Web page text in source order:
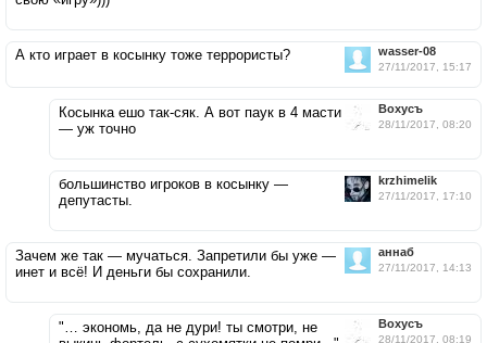
wasser-08
27/11/2017, 15:17
А кто играет в косынку тоже террористы?
Вохусъ
28/11/2017, 08:20
Косынка ешо так-сяк. А вот паук в 4 масти
— уж точно
krzhimelik
27/11/2017, 17:10
большинство игроков в косынку —
депутасты.
аннаб
27/11/2017, 14:13
Зачем же так — мучаться. Запретили бы уже —
инет и всё! И деньги бы сохранили.
Вохусъ
28/11/2017, 08:19
"… экономь, да не дури! ты смотри, не